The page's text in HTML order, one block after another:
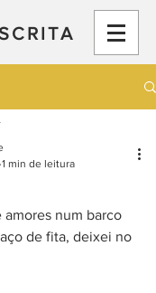
1 min de leitura
num barco
de fita, deixei no